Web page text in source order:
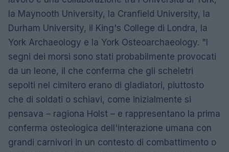
la Maynooth University, la Cranfield University, la
Durham University, il King's College di Londra, la
York Archaeology e la York Osteoarchaeology. "I
segni dei morsi sono stati probabilmente provocati
da un leone, il che conferma che gli scheletri
sepolti nel cimitero erano di gladiatori, piuttosto
che di soldati o schiavi, come inizialmente si
pensava – ragiona Holst – e rappresentano la prima
conferma osteologica dell'interazione umana con
grandi carnivori in un contesto di combattimento o